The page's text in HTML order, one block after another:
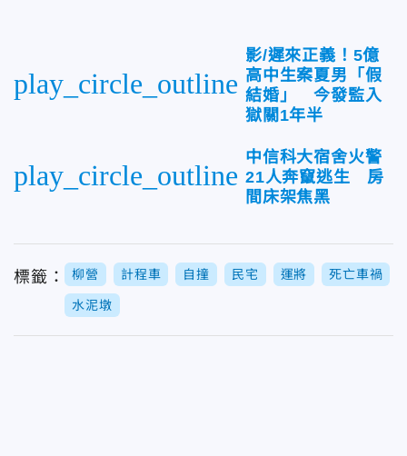
play_circle_outline
影/遲來正義！5億
高中生案夏男「假
結婚」 今發監入
獄關1年半
play_circle_outline
中信科大宿舍火警
21人奔竄逃生 房
間床架焦黑
標籤： 柳營 計程車 自撞 民宅 運將 死亡車禍
水泥墩